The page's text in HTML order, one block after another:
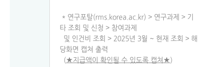
* 연구포탈(rms.korea.ac.kr) > 연구과제 > 기
타 조회 및 신청 > 참여과제
및 인건비 조회 > 2025년 3월 ~ 현재 조회 > 해
당화면 캡쳐 출력
(★지급액이 확인될 수 있도록 캡쳐 ★)